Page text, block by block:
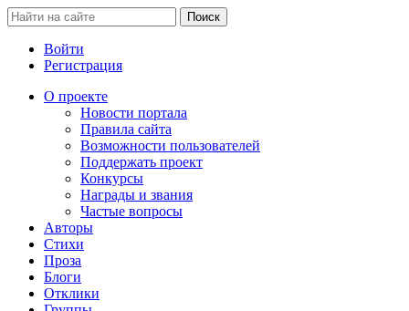
Войти
Регистрация
О проекте
Новости портала
Правила сайта
Возможности пользователей
Поддержать проект
Конкурсы
Награды и звания
Частые вопросы
Авторы
Стихи
Проза
Блоги
Отклики